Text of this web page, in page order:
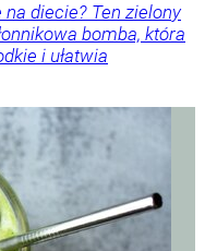
diecie? Ten zielony
bomba, która
i ułatwia